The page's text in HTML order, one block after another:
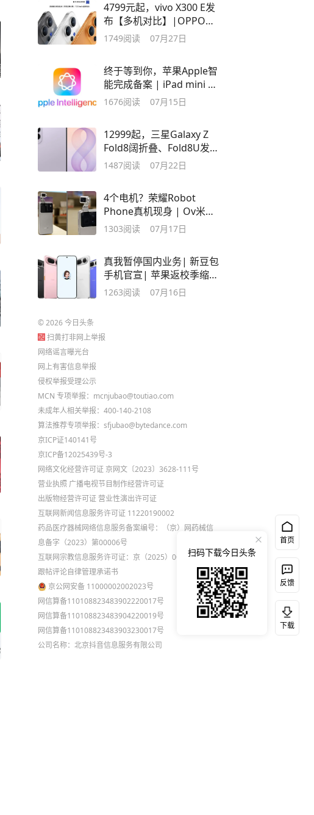
4799元起，vivo X300 E发
布【多机对比】|OPPO
10000mAh手机官宣
1749阅读 07月27日
终于等到你，苹果Apple智
能完成备案 | iPad mini 8
或为60Hz屏
1676阅读 07月15日
12999起，三星Galaxy Z
Fold8阔折叠、Fold8U发
布：附多机对比
1487阅读 07月22日
4个电机？荣耀Robot
Phone真机现身 | Ov米耀
推公平内存机制
1303阅读 07月17日
真我暂停国内业务| 新豆包
手机官宣| 苹果返校季缩
水：送AirTags
1263阅读 07月16日
©2026今日头条
扫黄打非网上举报
网络谣言曝光台
网上有害信息举报
侵权举报受理公示
MCN 专项举报：mcnjubao@toutiao.com
未成年人相关举报：400-140-2108
算法推荐专项举报：sfjubao@bytedance.com
京ICP证140141号
京ICP备12025439号-3
网络文化经营许可证 京网文〔2023〕3628-111号
营业执照 广播电视节目制作经营许可证
出版物经营许可证 营业性演出许可证
互联网新闻信息服务许可证 11220190002
药品医疗器械网络信息服务备案编号：（京）网药械信
息备字（2023）第00006号
互联网宗教信息服务许可证：京（2025）0000021
跟帖评论自律管理承诺书
京公网安备 11000002002023号
网信算备110108823483902220017号
网信算备110108823483904220019号
网信算备110108823483903230017号
公司名称：北京抖音信息服务有限公司
首页
反馈
下载
扫码下载今日头条